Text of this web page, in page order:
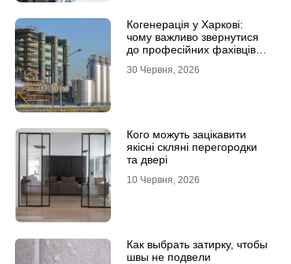
Когенерація у Харкові:
чому важливо звернутися
до професійних фахівців з
30 Червня, 2026
Кого можуть зацікавити
якісні скляні перегородки
та двері
10 Червня, 2026
Как выбрать затирку, чтобы
швы не подвели